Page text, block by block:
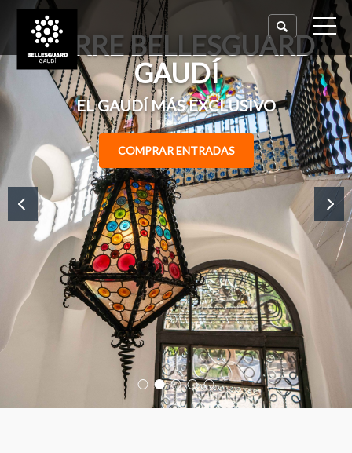
TORRE BELLESGUARD
GAUDÍ
EL GAUDÍ MÁS EXCLUSIVO
COMPRAR ENTRADAS